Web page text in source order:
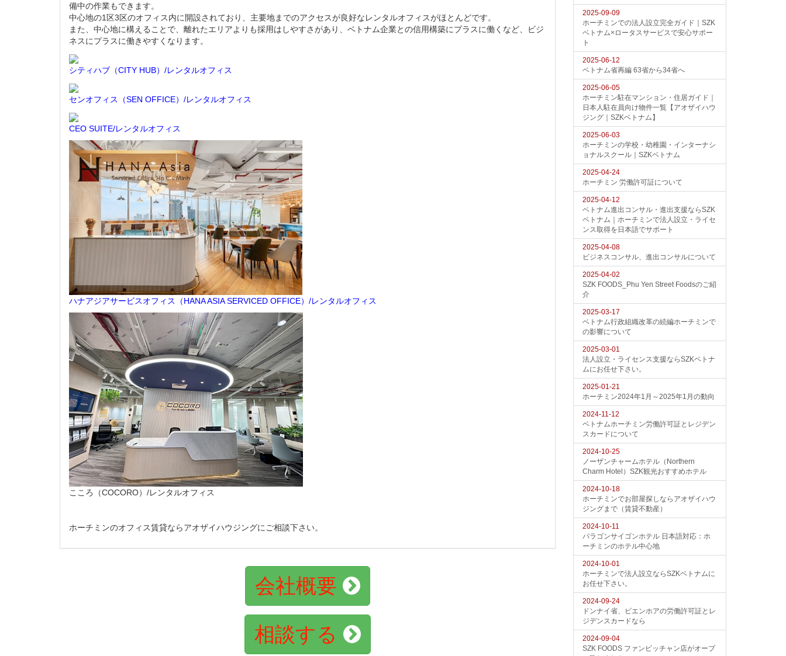
備中の作業もできます。
中心地の1区3区のオフィス内に開設されており、主要地までのアクセスが良好なレンタルオフィスがほとんどです。
また、中心地に構えることで、離れたエリアよりも採用はしやすさがあり、ベトナム企業との信用構築にプラスに働くなど、ビジ
ネスにプラスに働きやすくなります。
シティハブ（CITY HUB）/レンタルオフィス
センオフィス（SEN OFFICE）/レンタルオフィス
CEO SUITE/レンタルオフィス
ハナアジアサービスオフィス（HANA ASIA SERVICED OFFICE）/レンタルオフィス
こころ（COCORO）/レンタルオフィス
ホーチミンのオフィス賃貸ならアオザイハウジングにご相談下さい。
会社概要
相談する
2025-09-09
ホーチミンでの法人設立完全ガイド｜SZK
ベトナム×ロータスサービスで安心サポー
ト
2025-06-12
ベトナム省再編 63省から34省へ
2025-06-05
ホーチミン駐在マンション・住居ガイド｜
日本人駐在員向け物件一覧【アオザイハウ
ジング｜SZKベトナム】
2025-06-03
ホーチミンの学校・幼稚園・インターナシ
ョナルスクール｜SZKベトナム
2025-04-24
ホーチミン 労働許可証について
2025-04-12
ベトナム進出コンサル・進出支援ならSZK
ベトナム｜ホーチミンで法人設立・ライセ
ンス取得を日本語でサポート
2025-04-08
ビジネスコンサル、進出コンサルについて
2025-04-02
SZK FOODS_Phu Yen Street Foodsのご紹
介
2025-03-17
ベトナム行政組織改革の続編ホーチミンで
の影響について
2025-03-01
法人設立・ライセンス支援ならSZKベトナ
ムにお任せ下さい。
2025-01-21
ホーチミン2024年1月～2025年1月の動向
2024-11-12
ベトナムホーチミン労働許可証とレジデン
スカードについて
2024-10-25
ノーザンチャームホテル（Northern
Charm Hotel）SZK観光おすすめホテル
2024-10-18
ホーチミンでお部屋探しならアオザイハウ
ジングまで（賃貸不動産）
2024-10-11
パラゴンサイゴンホテル 日本語対応：ホ
ーチミンのホテル中心地
2024-10-01
ホーチミンで法人設立ならSZKベトナムに
お任せ下さい。
2024-09-24
ドンナイ省、ビエンホアの労働許可証とレ
ジデンスカードなら
2024-09-04
SZK FOODS ファンビッチャン店がオープ